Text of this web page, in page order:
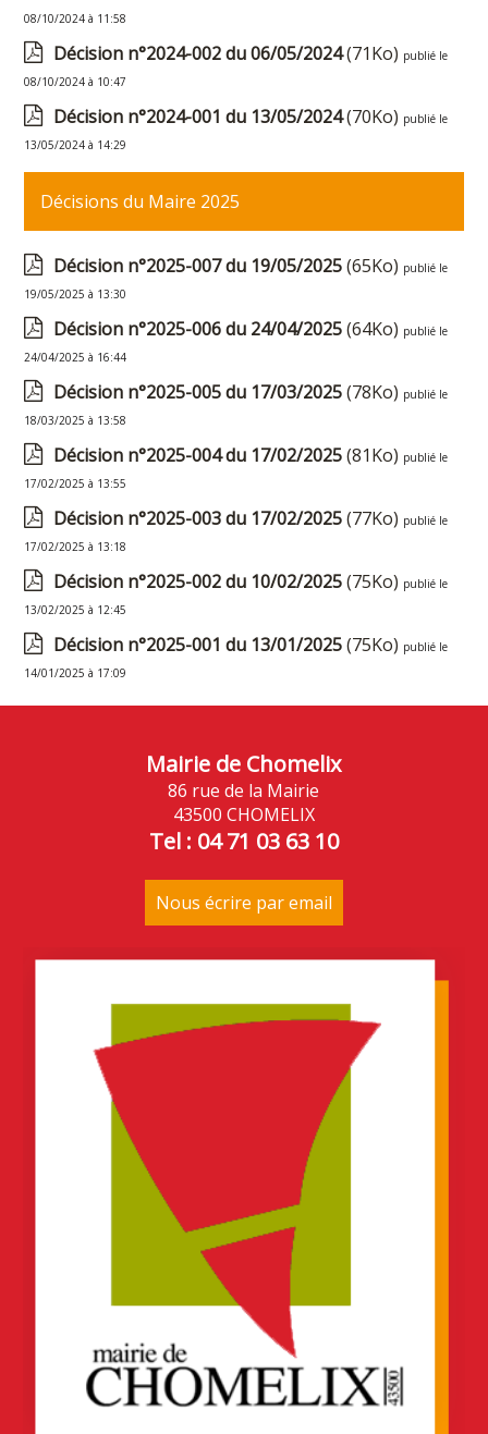
08/10/2024 à 11:58
Décision n°2024-002 du 06/05/2024(71Ko) publié le
08/10/2024 à 10:47
Décision n°2024-001 du 13/05/2024(70Ko) publié le
13/05/2024 à 14:29
Décisions du Maire 2025
Décision n°2025-007 du 19/05/2025(65Ko) publié le
19/05/2025 à 13:30
Décision n°2025-006 du 24/04/2025(64Ko) publié le
24/04/2025 à 16:44
Décision n°2025-005 du 17/03/2025(78Ko) publié le
18/03/2025 à 13:58
Décision n°2025-004 du 17/02/2025(81Ko) publié le
17/02/2025 à 13:55
Décision n°2025-003 du 17/02/2025(77Ko) publié le
17/02/2025 à 13:18
Décision n°2025-002 du 10/02/2025(75Ko) publié le
13/02/2025 à 12:45
Décision n°2025-001 du 13/01/2025(75Ko) publié le
14/01/2025 à 17:09
Mairie de Chomelix
86 rue de la Mairie
43500 CHOMELIX
Tel : 04 71 03 63 10
Nous écrire par email